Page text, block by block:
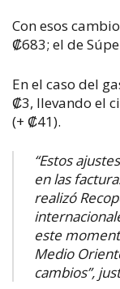
Con esos
₡683; el de
En el caso del
₡3, llevando el
(+ ₡41).
“Estos
en las
realizó
este
Medio
cambios”,